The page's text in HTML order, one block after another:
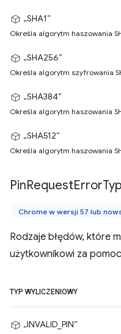
„SHA1”
Określa algorytm haszowania
„SHA256”
Określa algorytm szyfrowania
„SHA384”
Określa algorytm haszowania
„SHA512”
Określa algorytm haszowania
PinRequestError
Chrome w wersji 57 lub
Rodzaje błędów, które
użytkownikowi za
TYP WYLICZENIOWY
„INVALID_PIN”